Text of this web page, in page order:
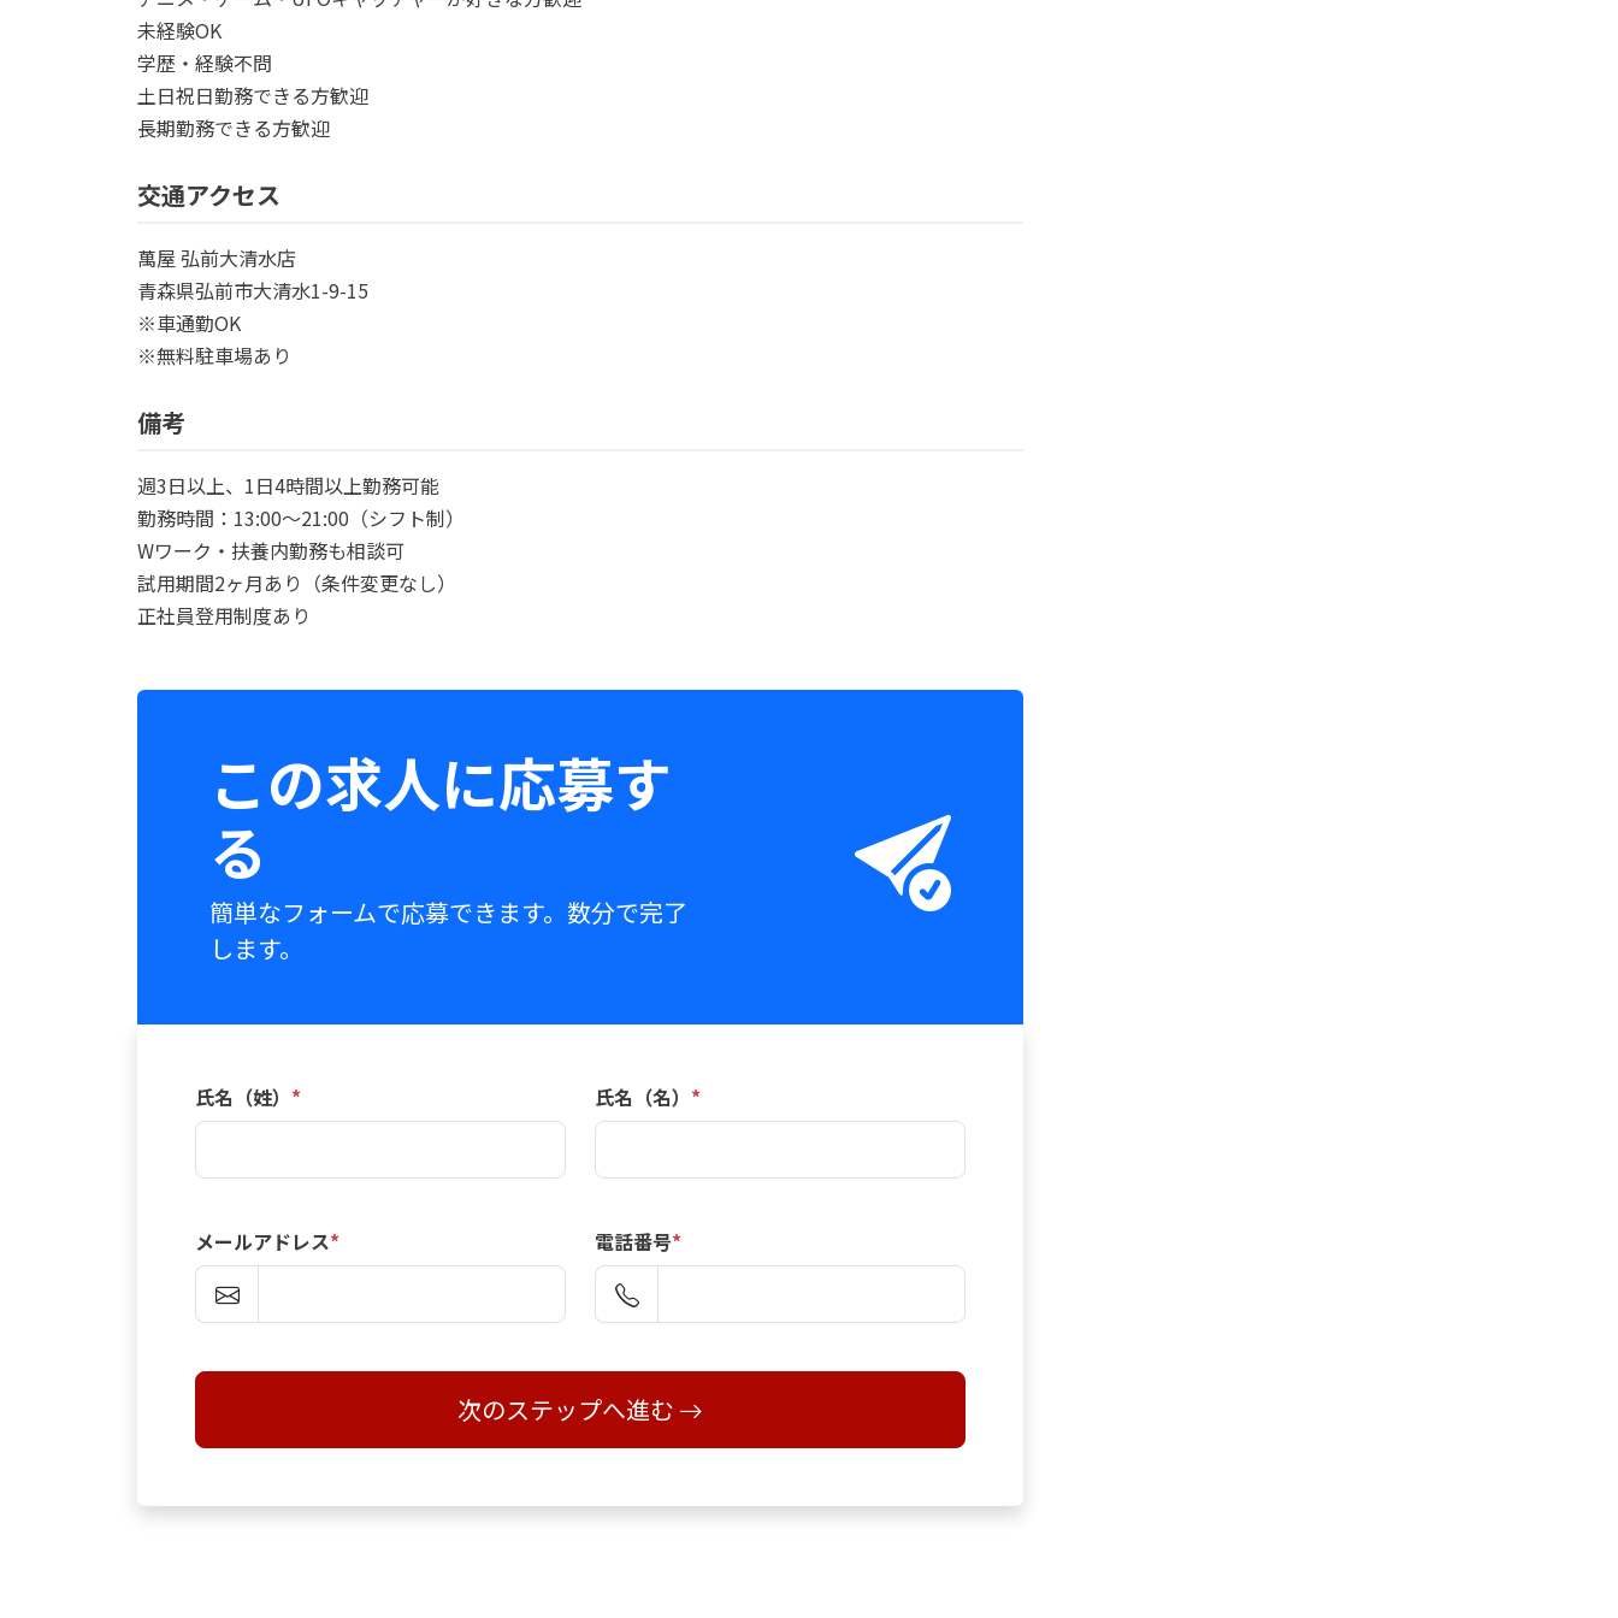
未経験OK
学歴・経験不問
土日祝日勤務できる方歓迎
長期勤務できる方歓迎
交通アクセス
萬屋 弘前大清水店
青森県弘前市大清水1-9-15
※車通勤OK
※無料駐車場あり
備考
週3日以上、1日4時間以上勤務可能
勤務時間：13:00〜21:00（シフト制）
Wワーク・扶養内勤務も相談可
試用期間2ヶ月あり（条件変更なし）
正社員登用制度あり
この求人に応募す
る
簡単なフォームで応募できます。数分で完了
します。
氏名（姓） * 氏名（名） *
メールアドレス* 電話番号*
次のステップへ進む